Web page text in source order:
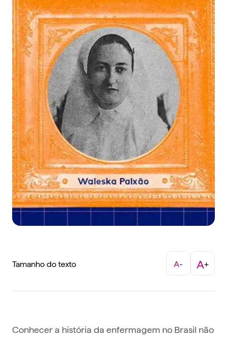
Tamanho do texto A- A+
Conhecer a história da enfermagem no Brasil não